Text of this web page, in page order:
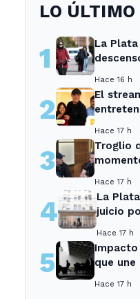
LO ÚLTIMO
1
La
Hace 16 h
2
El
Hace 17 h
3
Troglio
Hace 17 h
4
La
juicio
Hace 17 h
5
Impacto
que
Hace 17 h